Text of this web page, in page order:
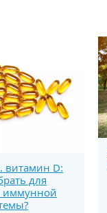
витамин D:
для
иммунной